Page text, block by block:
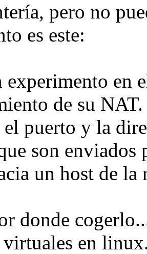
pero no
es este:
experimento en
de su
puerto y la
son
un host de la
donde
en